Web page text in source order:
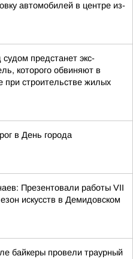
автомобилей в центре из-
предстанет экс-
которого обвиняют в
при строительстве жилых
в День города
Презентовали работы VII
искусств в Демидовском
байкеры провели траурный